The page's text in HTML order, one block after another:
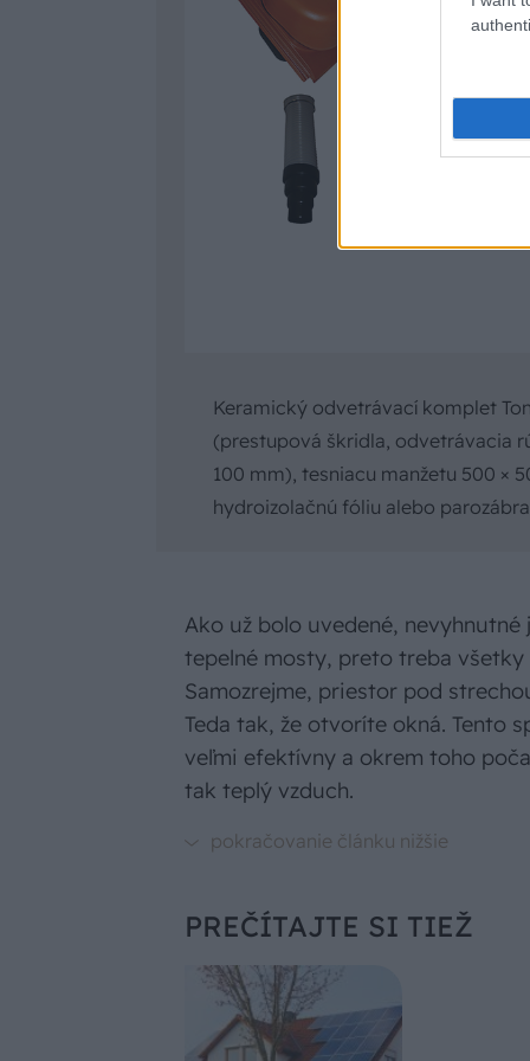
Keramický odvetrávací komplet
(prestupová škridla, odvetrávacia
100 mm), tesniacu manžetu 500 ×
hydroizolačnú fóliu alebo
Ako už bolo uvedené,
tepelné mosty, preto treba
Samozrejme, priestor pod
Teda tak, že otvoríte okná. Tento
veľmi efektívny a okrem toho
tak teplý vzduch.
PREČÍTAJTE SI TIEŽ